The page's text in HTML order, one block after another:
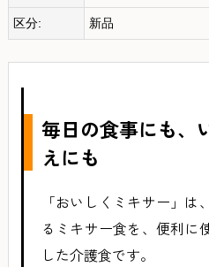
区分: 新品
毎日の食事にも、
えにも
「おいしくミキサー」
るミキサー食を、便利に
した介護食です。